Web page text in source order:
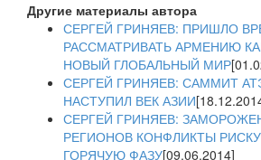
Другие материалы автора
СЕРГЕЙ ГРИНЯЕВ: ПРИШЛО
РАССМАТРИВАТЬ АРМЕНИЮ
НОВЫЙ ГЛОБАЛЬНЫЙ МИР
СЕРГЕЙ ГРИНЯЕВ: САММИТ
НАСТУПИЛ ВЕК АЗИИ
СЕРГЕЙ ГРИНЯЕВ:
РЕГИОНОВ КОНФЛИКТЫ
ГОРЯЧУЮ ФАЗУ[09.06.2014]